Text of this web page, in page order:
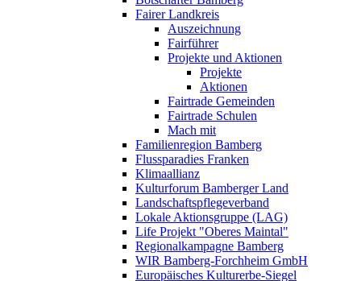
Fairer Landkreis
Auszeichnung
Fairführer
Projekte und Aktionen
Projekte
Aktionen
Fairtrade Gemeinden
Fairtrade Schulen
Mach mit
Familienregion Bamberg
Flussparadies Franken
Klimaallianz
Kulturforum Bamberger Land
Landschaftspflegeverband
Lokale Aktionsgruppe (LAG)
Life Projekt "Oberes Maintal"
Regionalkampagne Bamberg
WIR Bamberg-Forchheim GmbH
Europäisches Kulturerbe-Siegel